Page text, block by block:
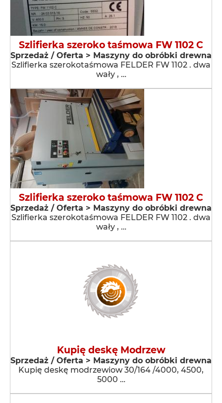
Szlifierka szeroko taśmowa FW 1102 C
Sprzedaż / Oferta > Maszyny do obróbki drewna
Szlifierka szerokotaśmowa FELDER FW 1102 . dwa
wały , …
Szlifierka szeroko taśmowa FW 1102 C
Sprzedaż / Oferta > Maszyny do obróbki drewna
Szlifierka szerokotaśmowa FELDER FW 1102 . dwa
wały , …
Kupię deskę Modrzew
Sprzedaż / Oferta > Maszyny do obróbki drewna
Kupię deskę modrzewiow 30/164 /4000, 4500,
5000 …